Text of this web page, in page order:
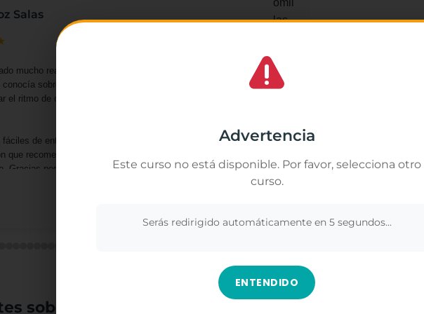
Gestionar el consentimiento de las cookies
mostrarte publicidad relacionada con tus preferencias en base a un perfil
a partir de tus hábitos de navegación (por ejemplo, páginas visitadas). Puedes
su uso pulsando el botón "Ver preferencias".
Salas
mucho realizar este curso. Me pareció muy interesante y aprendí
sobre las actividades acuáticas para bebés, su desarrollo, la
el ritmo de cada niño y cómo hacer que el agua sea una experiencia
fáciles de entender y me ayudaron a ampliar mis conocimientos. Sin
que recomendaría a cualquier persona que quiera trabajar o aprender
Gracias por la oportunidad de seguir formándome y creciendo
sobre el curso
Advertencia
Este curso no está disponible. Por favor, selecciona otro
curso.
Serás redirigido automáticamente en 5segundos...
ENTENDIDO